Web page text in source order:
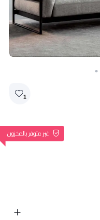
1
غير متوفر بالمخزون